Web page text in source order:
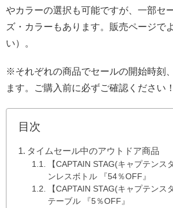
やカラーの選択も可能ですが、一部セ
ズ・カラーもあります。販売ページで
い）。
※それぞれの商品でセールの開始時刻
ます。ご購入前に必ずご確認ください！
目次
タイムセール中のアウトドア商品
【CAPTAIN STAG(キャプテンス
ンレスボトル 『54％OFF』
【CAPTAIN STAG(キャプテンス
テーブル 『5％OFF』